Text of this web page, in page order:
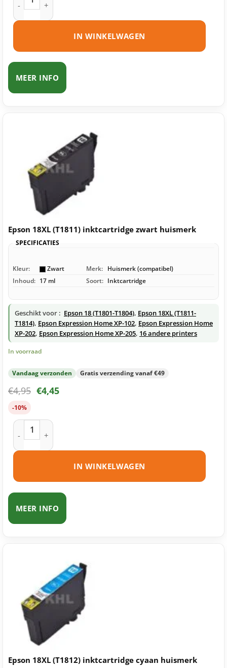
IN WINKELWAGEN
MEER INFO
Epson 18XL (T1811) inktcartridge zwart huismerk
SPECIFICATIES
Kleur: Zwart Merk: Huismerk (compatibel)
Inhoud: 17 ml Soort: Inktcartridge
Geschikt voor : Epson 18 (T1801-T1804), Epson 18XL (T1811-
T1814), Epson Expression Home XP-102, Epson Expression Home
XP-202, Epson Expression Home XP-205, 16 andere printers
In voorraad
Vandaag verzonden Gratis verzending vanaf €49
€4,95 €4,45
-10%
Epson 18XL (T1811) inktcartridge zwart huismerk aantal
IN WINKELWAGEN
MEER INFO
Epson 18XL (T1812) inktcartridge cyaan huismerk